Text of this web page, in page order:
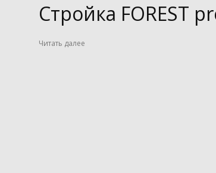
Стройка FOREST
Читать далее